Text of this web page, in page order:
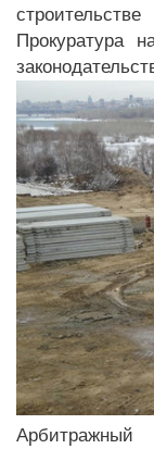
Прокуратура